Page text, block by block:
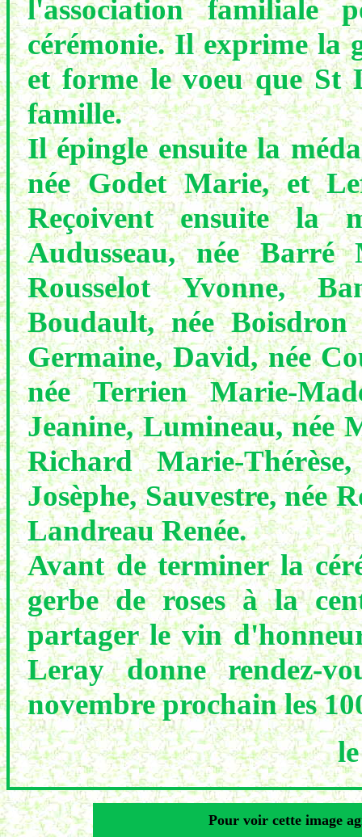
l'association familiale
cérémonie. Il exprime la
et forme le voeu que St
famille.
Il épingle ensuite la
née Godet Marie, et
Reçoivent ensuite la
Audusseau, née Barré
Rousselot Yvonne,
Boudault, née Boisdron
Germaine, David, née
née Terrien Marie-
Jeanine, Lumineau, née
Richard Marie-
Josèphe, Sauvestre, née
Landreau Renée.
Avant de terminer la
gerbe de roses à la
partager le vin
Leray donne rendez-
novembre prochain les
Pour voir cette image